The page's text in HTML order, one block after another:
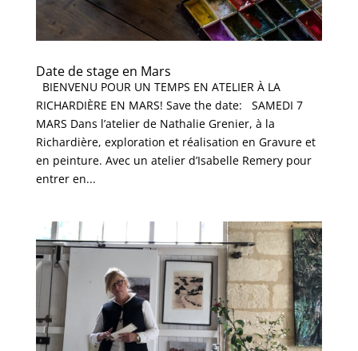
Date de stage en Mars
BIENVENU POUR UN TEMPS EN ATELIER À LA
RICHARDIÈRE EN MARS! Save the date: SAMEDI 7
MARS Dans l’atelier de Nathalie Grenier, à la
Richardière, exploration et réalisation en Gravure et
en peinture. Avec un atelier d’Isabelle Remery pour
entrer en...